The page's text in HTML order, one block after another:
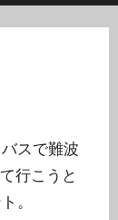
スで難波
行こうと
。